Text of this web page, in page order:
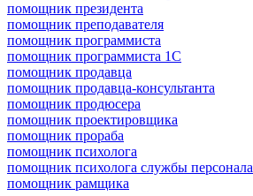
помощник президента
помощник преподавателя
помощник программиста
помощник программиста 1С
помощник продавца
помощник продавца-консультанта
помощник продюсера
помощник проектировщика
помощник прораба
помощник психолога
помощник психолога службы персонала
помощник рамщика